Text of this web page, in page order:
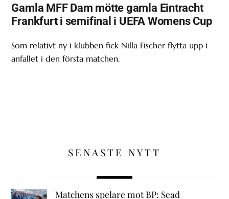
Gamla MFF Dam mötte gamla Eintracht
Frankfurt i semifinal i UEFA Womens Cup
Som relativt ny i klubben fick Nilla Fischer flytta upp i
anfallet i den första matchen.
SENASTE NYTT
Matchens spelare mot BP: Sead